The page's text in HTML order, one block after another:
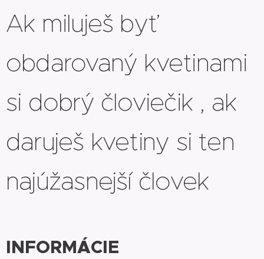
Ak miluješ byť
obdarovaný kvetinami
si dobrý človiečik , ak
daruješ kvetiny si ten
najúžasnejší človek
INFORMÁCIE